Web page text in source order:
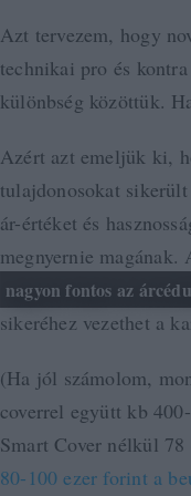
Azt tervezem, hogy
technikai pro és
különbség közöttük.
Azért azt emeljük ki,
tulajdonosokat
ár-értéket és
megnyernie
nagyon fontos az
sikeréhez vezethet a
(Ha jól számolom,
coverrel együtt kb
Smart Cover nélkül
80-100 ezer forint a